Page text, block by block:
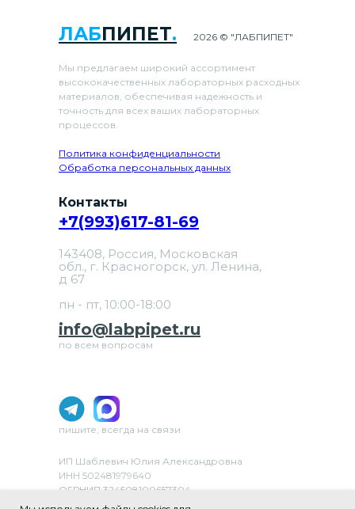
ЛАБПИПЕТ.
Мы предлагаем широкий ассортимент
высококачественных лабораторных расходных
материалов, обеспечивая надежность и
точность для всех ваших лабораторных
процессов.
Политика конфиденциальности
Обработка персональных данных
ИП Шаблевич Юлия Александровна
ИНН 502481979640
ОГРНИП 324508100657304
ОКВЭД 46.69 «Торговля оптовая прочими
2026 © "ЛАБПИПЕТ"
Контакты
info@labpipet.ru
+7(993)617-81-69
по всем вопросам
143408, Россия, Московская
обл., г. Красногорск, ул. Ленина,
д 67
пн - пт, 10:00-18:00
пишите, всегда на связи